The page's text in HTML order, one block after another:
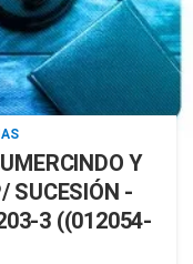
Y
SUCESIÓN -
3 ((012054-